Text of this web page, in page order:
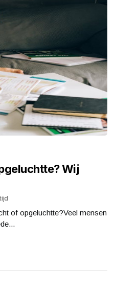
Wij
of opgeluchtte?Veel mensen